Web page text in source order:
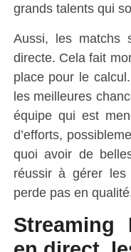
grands talents qui
Aussi, les matchs
directe. Cela fait
place pour le
les meilleures
équipe qui est
d’efforts,
quoi avoir de
réussir à gérer
perde pas en
Streaming